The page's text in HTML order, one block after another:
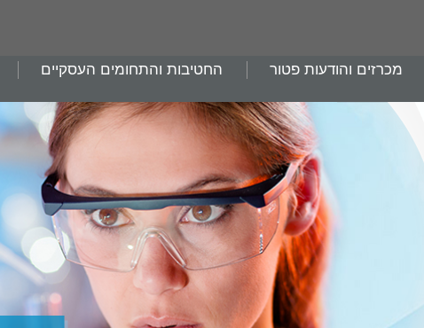
מכרזים והודעות פטור החטיבות והתחומים העסקיים